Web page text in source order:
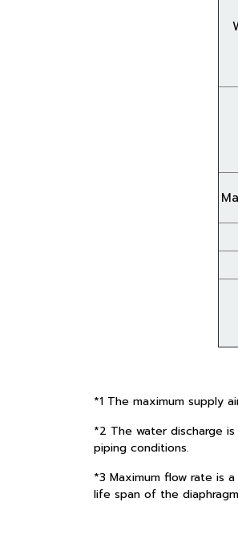
*1 The maximum supply
*2 The water discharge
piping conditions.
*3 Maximum flow rate is
life span of the